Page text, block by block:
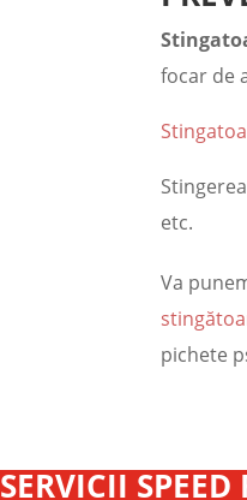
focar de
etc.
Va
pichete
SERVICII